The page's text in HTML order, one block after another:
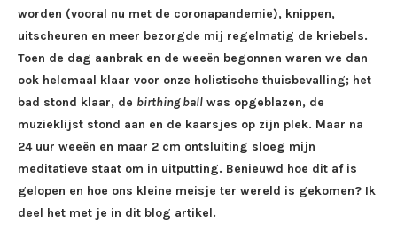
worden (vooral nu met de coronapandemie), knippen,
uitscheuren en meer bezorgde mij regelmatig de kriebels.
Toen de dag aanbrak en de weeën begonnen waren we dan
ook helemaal klaar voor onze holistische thuisbevalling; het
bad stond klaar, de birthing ball was opgeblazen, de
muzieklijst stond aan en de kaarsjes op zijn plek. Maar na
24 uur weeën en maar 2 cm ontsluiting sloeg mijn
meditatieve staat om in uitputting. Benieuwd hoe dit af is
gelopen en hoe ons kleine meisje ter wereld is gekomen? Ik
deel het met je in dit blog artikel.